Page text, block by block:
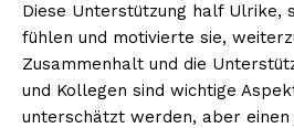
Diese Unterstützung half Ulrike,
fühlen und motivierte sie,
Zusammenhalt und die
und Kollegen sind wichtige
unterschätzt werden, aber